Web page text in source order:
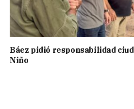
Báez pidió responsabilidad
Niño